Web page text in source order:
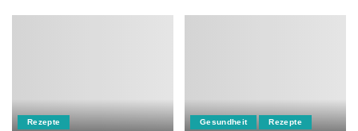
Rezepte Gesundheit Rezepte